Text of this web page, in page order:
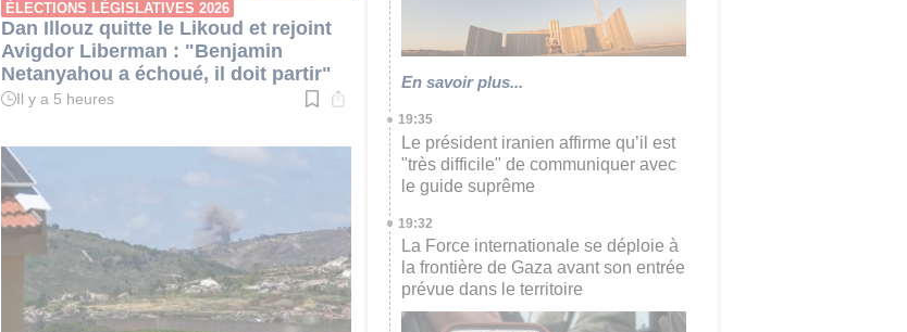
ÉLECTIONS LÉGISLATIVES 2026
Dan Illouz quitte le Likoud et rejoint
Avigdor Liberman : "Benjamin
Netanyahou a échoué, il doit partir"
Temps
:
3
min.
Il y a 5 heures
En savoir plus...
19:35
Le président iranien affirme qu’il est
"très difficile" de communiquer avec
le guide suprême
19:32
La Force internationale se déploie à
la frontière de Gaza avant son entrée
prévue dans le territoire